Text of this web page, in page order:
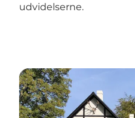
udvidelserne.